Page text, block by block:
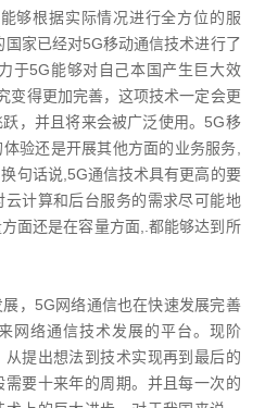
够根据实际情况进行全方位的服
家已经对5G移动通信技术进行了
于5G能够对自己本国产生巨大效
变得更加完善，这项技术一定会更
，并且将来会被广泛使用。5G移
验还是开展其他方面的业务服务,
句话说,5G通信技术具有更高的要
计算和后台服务的需求尽可能地
面还是在容量方面,.都能够达到所
，5G网络通信也在快速发展完善
网络通信技术发展的平台。现阶
提出想法到技术实现再到最后的
要十来年的周期。并且每一次的